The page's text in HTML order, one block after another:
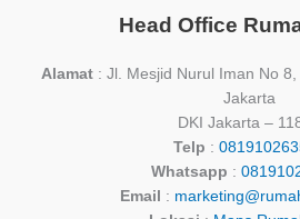
Head Office
Alamat : Jl. Mesjid Nurul Iman No
Jakarta
DKI Jakarta –
Telp :
Whatsapp :
Email
: